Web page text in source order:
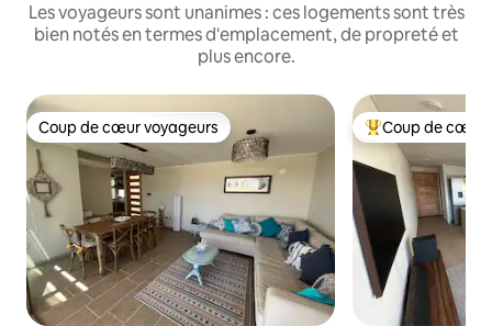
Les voyageurs sont unanimes : ces logements sont très
bien notés en termes d'emplacement, de propreté et
plus encore.
Coup de cœur voyageurs
Coup de cœur voyageurs Coups de cœur
Coup de cœur